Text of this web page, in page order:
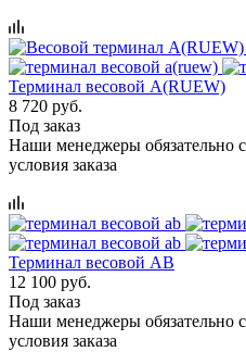
Терминал весовой A(RUEW)
8 720 руб.
Под заказ
Наши менеджеры обязательно
условия заказа
Терминал весовой AB
12 100 руб.
Под заказ
Наши менеджеры обязательно
условия заказа